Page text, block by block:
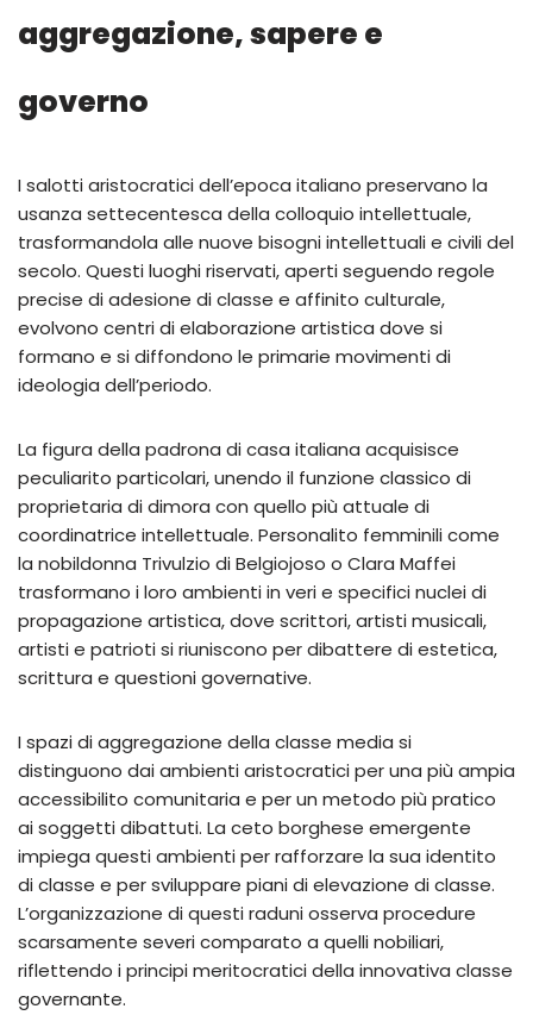
aggregazione, sapere e
governo
I salotti aristocratici dell’epoca italiano preservano la
usanza settecentesca della colloquio intellettuale,
trasformandola alle nuove bisogni intellettuali e civili del
secolo. Questi luoghi riservati, aperti seguendo regole
precise di adesione di classe e affinito culturale,
evolvono centri di elaborazione artistica dove si
formano e si diffondono le primarie movimenti di
ideologia dell’periodo.
La figura della padrona di casa italiana acquisisce
peculiarito particolari, unendo il funzione classico di
proprietaria di dimora con quello più attuale di
coordinatrice intellettuale. Personalito femminili come
la nobildonna Trivulzio di Belgiojoso o Clara Maffei
trasformano i loro ambienti in veri e specifici nuclei di
propagazione artistica, dove scrittori, artisti musicali,
artisti e patrioti si riuniscono per dibattere di estetica,
scrittura e questioni governative.
I spazi di aggregazione della classe media si
distinguono dai ambienti aristocratici per una più ampia
accessibilito comunitaria e per un metodo più pratico
ai soggetti dibattuti. La ceto borghese emergente
impiega questi ambienti per rafforzare la sua identito
di classe e per sviluppare piani di elevazione di classe.
L’organizzazione di questi raduni osserva procedure
scarsamente severi comparato a quelli nobiliari,
riflettendo i principi meritocratici della innovativa classe
governante.